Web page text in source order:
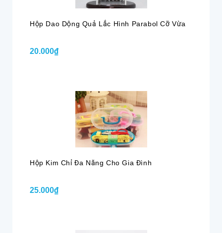
Hộp Dao Dộng Quả Lắc Hình Parabol Cỡ Vừa
20.000₫
Hộp Kim Chỉ Đa Năng Cho Gia Đình
25.000₫